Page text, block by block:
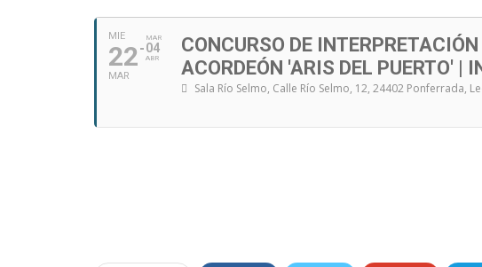
MIE
22
MAR
MAR
04
ABR
CONCURSO DE
ACORDEÓN 'ARIS DEL PUERTO' |
Sala Río Selmo, Calle Río Selmo, 12, 24402 Ponferrada,